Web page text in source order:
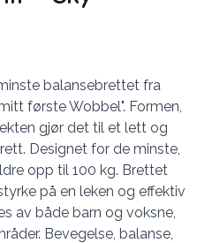
balansebrettet fra
første Wobbel". Formen,
gjør det til et lett og
Designet for de minste,
opp til 100 kg. Brettet
på en leken og effektiv
av både barn og voksne,
Bevegelse, balanse,